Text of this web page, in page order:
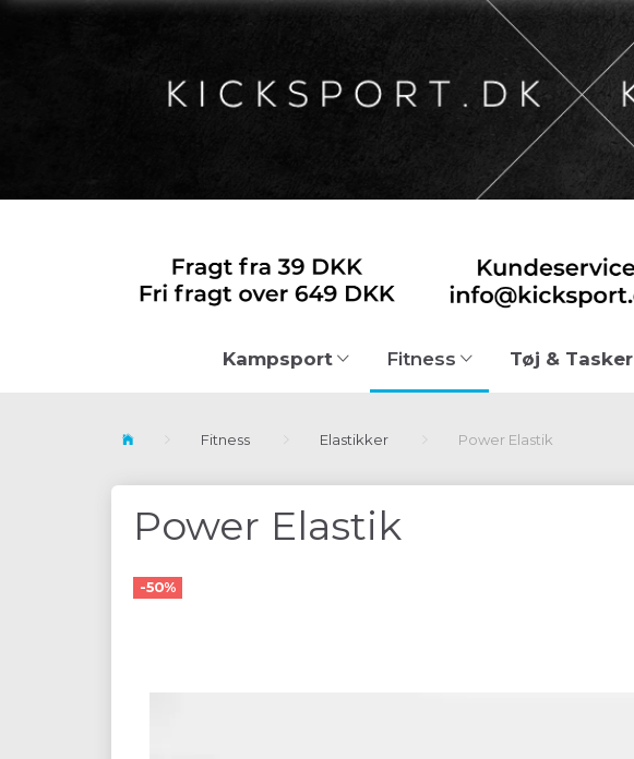
Kampsport Fitness Tøj & Tasker
Fitness Elastikker Power Elastik
Power Elastik
-50%